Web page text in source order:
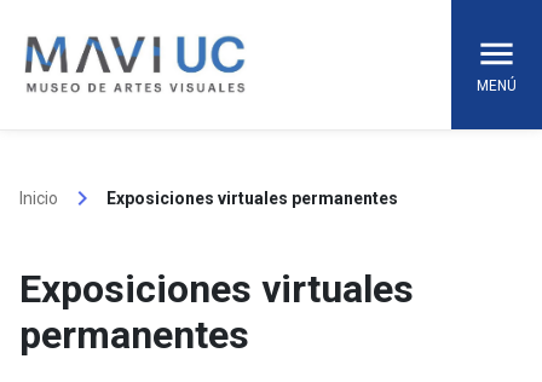
content
MENÚ
Inicio keyboard_arrow_right Exposiciones virtuales permanentes
Exposiciones virtuales
permanentes